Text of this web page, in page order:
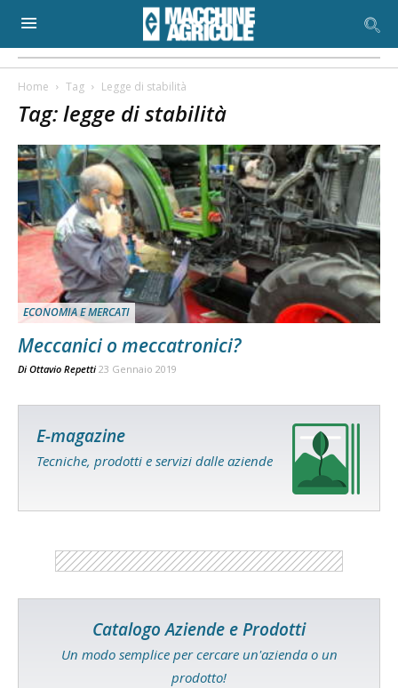
Home Tag Legge di stabilità
Tag: legge di stabilità
ECONOMIA E MERCATI
Meccanici o meccatronici?
Di Ottavio Repetti 23 Gennaio 2019
E-magazine
Tecniche, prodotti e servizi dalle aziende
Catalogo Aziende e Prodotti
Un modo semplice per cercare un'azienda o un
prodotto!